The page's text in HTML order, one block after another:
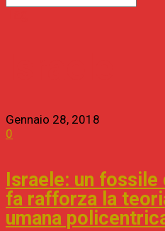
Gennaio 28, 2018
0
Israele: un fossile
fa rafforza la
umana